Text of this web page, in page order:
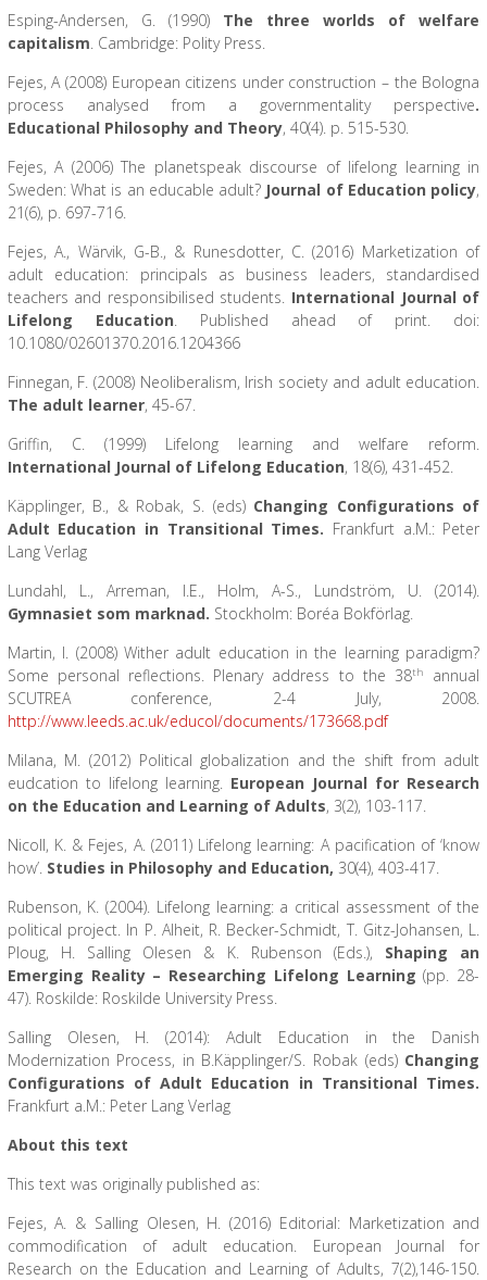
Esping-Andersen, G. (1990) The three worlds of welfare
capitalism. Cambridge: Polity Press.
Fejes, A (2008) European citizens under construction – the Bologna
process analysed from a governmentality perspective.
Educational Philosophy and Theory, 40(4). p. 515-530.
Fejes, A (2006) The planetspeak discourse of lifelong learning in
Sweden: What is an educable adult? Journal of Education policy,
21(6), p. 697-716.
Fejes, A., Wärvik, G-B., & Runesdotter, C. (2016) Marketization of
adult education: principals as business leaders, standardised
teachers and responsibilised students. International Journal of
Lifelong Education. Published ahead of print. doi:
10.1080/02601370.2016.1204366
Finnegan, F. (2008) Neoliberalism, Irish society and adult education.
The adult learner, 45-67.
Griffin, C. (1999) Lifelong learning and welfare reform.
International Journal of Lifelong Education, 18(6), 431-452.
Käpplinger, B., & Robak, S. (eds) Changing Configurations of
Adult Education in Transitional Times. Frankfurt a.M.: Peter
Lang Verlag
Lundahl, L., Arreman, I.E., Holm, A-S., Lundström, U. (2014).
Gymnasiet som marknad. Stockholm: Boréa Bokförlag.
Martin, I. (2008) Wither adult education in the learning paradigm?
Some personal reflections. Plenary address to the 38th
annual
SCUTREA conference, 2-4 July, 2008.
http://www.leeds.ac.uk/educol/documents/173668.pdf
Milana, M. (2012) Political globalization and the shift from adult
eudcation to lifelong learning. European Journal for Research
on the Education and Learning of Adults, 3(2), 103-117.
Nicoll, K. & Fejes, A. (2011) Lifelong learning: A pacification of ‘know
how’. Studies in Philosophy and Education, 30(4), 403-417.
Rubenson, K. (2004). Lifelong learning: a critical assessment of the
political project. In P. Alheit, R. Becker-Schmidt, T. Gitz-Johansen, L.
Ploug, H. Salling Olesen & K. Rubenson (Eds.), Shaping an
Emerging Reality – Researching Lifelong Learning (pp. 28-
47). Roskilde: Roskilde University Press.
Salling Olesen, H. (2014): Adult Education in the Danish
Modernization Process, in B.Käpplinger/S. Robak (eds) Changing
Configurations of Adult Education in Transitional Times.
Frankfurt a.M.: Peter Lang Verlag
About this text
This text was originally published as:
Fejes, A. & Salling Olesen, H. (2016) Editorial: Marketization and
commodification of adult education. European Journal for
Research on the Education and Learning of Adults, 7(2),146-150.